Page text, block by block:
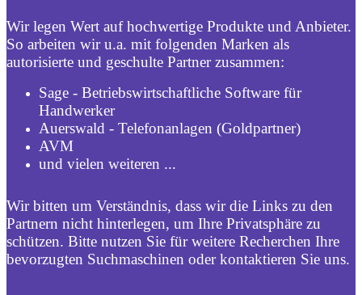
Wir legen Wert auf hochwertige Produkte und Anbieter.
So arbeiten wir u.a. mit folgenden Marken als
autorisierte und geschulte Partner zusammen:
Sage - Betriebswirtschaftliche Software für
Handwerker
Auerswald - Telefonanlagen (Goldpartner)
AVM
und vielen weiteren ...
Wir bitten um Verständnis, dass wir die Links zu den
Partnern nicht hinterlegen, um Ihre Privatsphäre zu
schützen. Bitte nutzen Sie für weitere Recherchen Ihre
bevorzugten Suchmaschinen oder kontaktieren Sie uns.